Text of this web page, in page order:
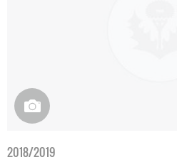
2018/2019